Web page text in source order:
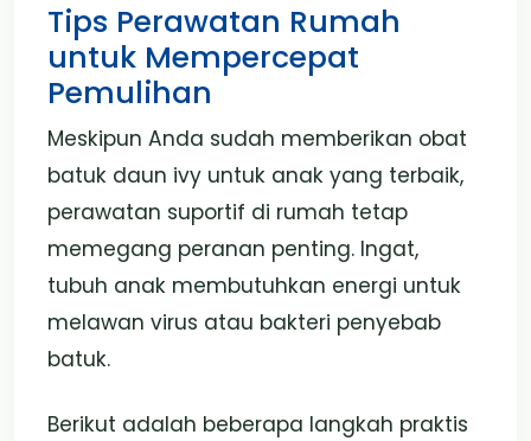
Tips Perawatan Rumah
untuk Mempercepat
Pemulihan
Meskipun Anda sudah memberikan obat
batuk daun ivy untuk anak yang terbaik,
perawatan suportif di rumah tetap
memegang peranan penting. Ingat,
tubuh anak membutuhkan energi untuk
melawan virus atau bakteri penyebab
batuk.
Berikut adalah beberapa langkah praktis